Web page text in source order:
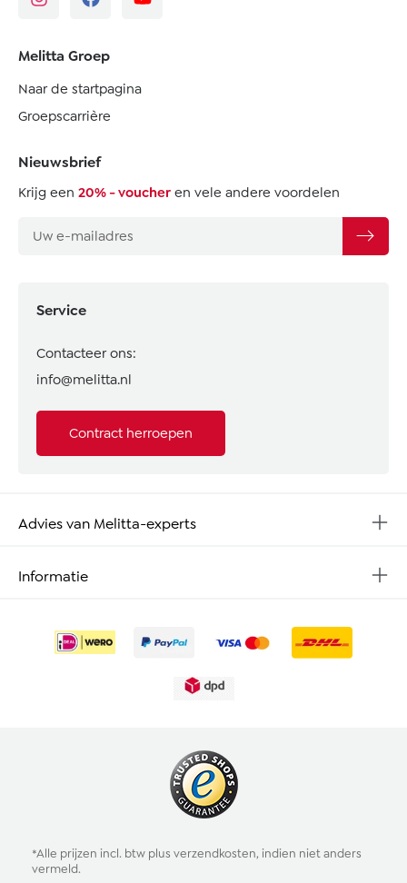
Service
Contacteer ons:
info@melitta.nl
Contract herroepen
Advies van Melitta-experts
Informatie
Melitta Groep
Naar de startpagina
Groepscarrière
Nieuwsbrief
Krijg een 20% - voucher en vele andere voordelen
*Alle prijzen incl. btw plus verzendkosten, indien niet anders
vermeld.